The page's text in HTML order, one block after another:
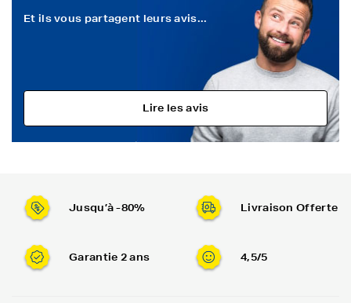
Et ils vous partagent leurs avis...
Lire les avis
Jusqu’à -80% Livraison Offerte
Garantie 2 ans 4,5/5